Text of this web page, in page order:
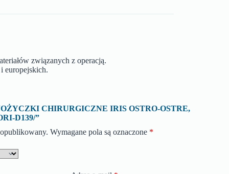
związanych z operacją.
europejskich.
CHIRURGICZNE IRIS OSTRO-OSTRE,
D139/”
Wymagane pola są oznaczone *